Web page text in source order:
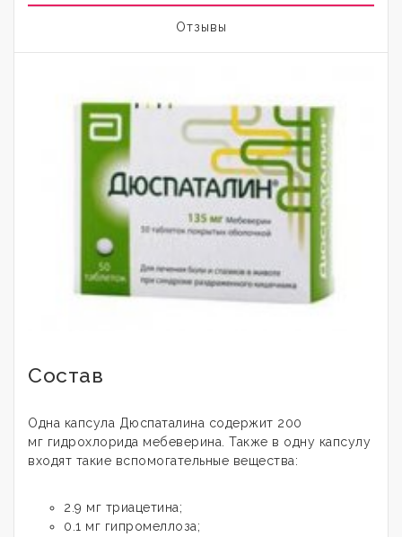
Отзывы
Состав
Одна капсула Дюспаталина содержит 200
мг гидрохлорида мебеверина. Также в одну капсулу
входят такие вспомогательные вещества:
2.9 мг триацетина;
0.1 мг гипромеллоза;